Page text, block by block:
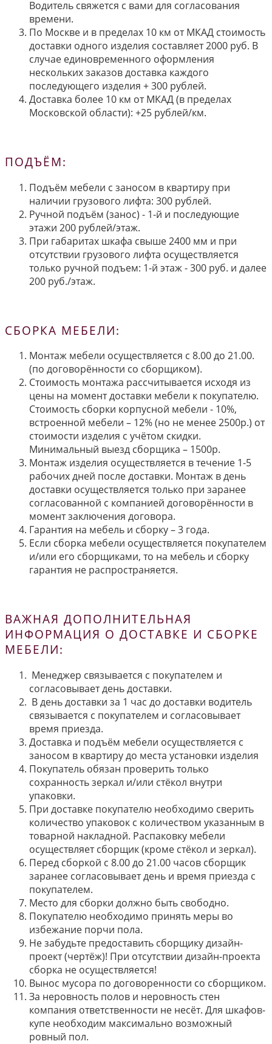
Водитель свяжется с вами для согласования
времени.
По Москве и в пределах 10 км от МКАД стоимость
доставки одного изделия составляет 2000 руб. В
случае единовременного оформления
нескольких заказов доставка каждого
последующего изделия + 300 рублей.
Доставка более 10 км от МКАД (в пределах
Московской области): +25 рублей/км.
ПОДЪЁМ:
Подъём мебели с заносом в квартиру при
наличии грузового лифта: 300 рублей.
Ручной подъём (занос) - 1-й и последующие
этажи 200 рублей/этаж.
При габаритах шкафа свыше 2400 мм и при
отсутствии грузового лифта осуществляется
только ручной подъем: 1-й этаж - 300 руб. и далее
200 руб./этаж.
СБОРКА МЕБЕЛИ:
Монтаж мебели осуществляется с 8.00 до 21.00.
(по договорённости со сборщиком).
Стоимость монтажа рассчитывается исходя из
цены на момент доставки мебели к покупателю.
Стоимость сборки корпусной мебели - 10%,
встроенной мебели – 12% (но не менее 2500р.) от
стоимости изделия с учётом скидки.
Минимальный выезд сборщика – 1500р.
Монтаж изделия осуществляется в течение 1-5
рабочих дней после доставки. Монтаж в день
доставки осуществляется только при заранее
согласованной с компанией договорённости в
момент заключения договора.
Гарантия на мебель и сборку – 3 года.
Если сборка мебели осуществляется покупателем
и/или его сборщиками, то на мебель и сборку
гарантия не распространяется.
ВАЖНАЯ ДОПОЛНИТЕЛЬНАЯ
ИНФОРМАЦИЯ О ДОСТАВКЕ И СБОРКЕ
МЕБЕЛИ:
Менеджер связывается с покупателем и
согласовывает день доставки.
В день доставки за 1 час до доставки водитель
связывается с покупателем и согласовывает
время приезда.
Доставка и подъём мебели осуществляется с
заносом в квартиру до места установки изделия
Покупатель обязан проверить только
сохранность зеркал и/или стёкол внутри
упаковки.
При доставке покупателю необходимо сверить
количество упаковок с количеством указанным в
товарной накладной. Распаковку мебели
осуществляет сборщик (кроме стёкол и зеркал).
Перед сборкой с 8.00 до 21.00 часов сборщик
заранее согласовывает день и время приезда с
покупателем.
Место для сборки должно быть свободно.
Покупателю необходимо принять меры во
избежание порчи пола.
Не забудьте предоставить сборщику дизайн-
проект (чертёж)! При отсутствии дизайн-проекта
сборка не осуществляется!
Вынос мусора по договоренности со сборщиком.
За неровность полов и неровность стен
компания ответственности не несёт. Для шкафов-
купе необходим максимально возможный
ровный пол.